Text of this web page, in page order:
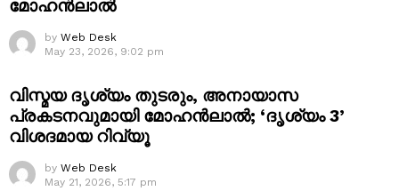
മോഹൻലാൽ
by Web Desk
May 23, 2026, 9:02 pm
വിസ്മയ ദൃശ്യം തുടരും, അനായാസ
പ്രകടനവുമായി മോഹൻലാൽ; ‘ദൃശ്യം 3’
വിശദമായ റിവ്യൂ
by Web Desk
May 21, 2026, 5:17 pm